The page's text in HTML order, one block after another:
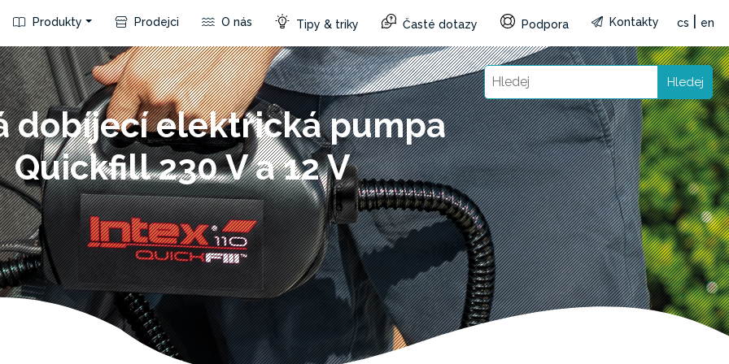
Produkty Prodejci O nás Tipy & triky Časté dotazy Podpora Kontakty cs en
Hledej
dobíjecí elektrická pumpa
Quickfill 230 V a 12 V